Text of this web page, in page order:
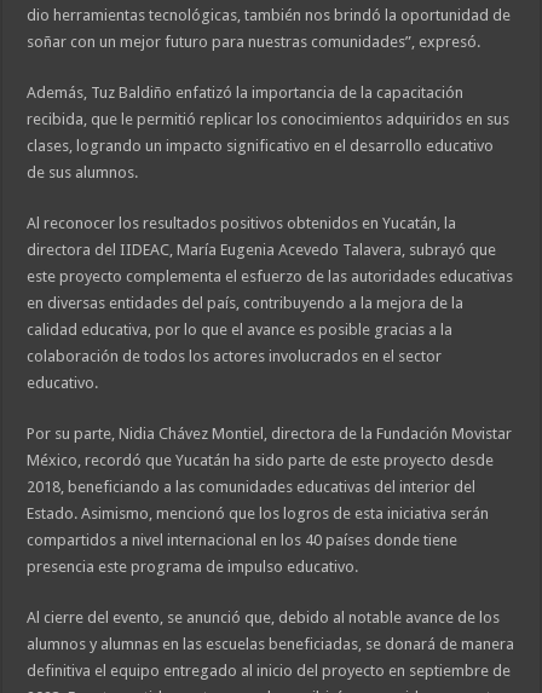
dio herramientas tecnológicas, también nos brindó la oportunidad de
soñar con un mejor futuro para nuestras comunidades”, expresó.
Además, Tuz Baldiño enfatizó la importancia de la capacitación
recibida, que le permitió replicar los conocimientos adquiridos en sus
clases, logrando un impacto significativo en el desarrollo educativo
de sus alumnos.
Al reconocer los resultados positivos obtenidos en Yucatán, la
directora del IIDEAC, María Eugenia Acevedo Talavera, subrayó que
este proyecto complementa el esfuerzo de las autoridades educativas
en diversas entidades del país, contribuyendo a la mejora de la
calidad educativa, por lo que el avance es posible gracias a la
colaboración de todos los actores involucrados en el sector
educativo.
Por su parte, Nidia Chávez Montiel, directora de la Fundación Movistar
México, recordó que Yucatán ha sido parte de este proyecto desde
2018, beneficiando a las comunidades educativas del interior del
Estado. Asimismo, mencionó que los logros de esta iniciativa serán
compartidos a nivel internacional en los 40 países donde tiene
presencia este programa de impulso educativo.
Al cierre del evento, se anunció que, debido al notable avance de los
alumnos y alumnas en las escuelas beneficiadas, se donará de manera
definitiva el equipo entregado al inicio del proyecto en septiembre de